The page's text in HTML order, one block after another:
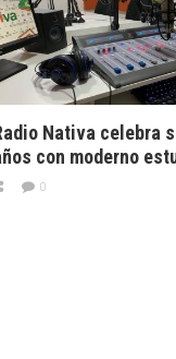
Nativa celebra
con moderno
0